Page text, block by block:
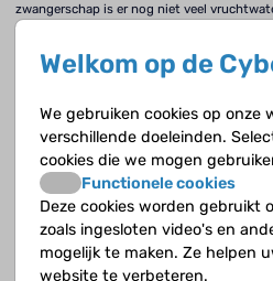
zwangerschap is er nog niet veel
meer.
Tijdens de zwangerschap wordt veel van
Ongunstige
Als een eicel en een zaadcel zijn
eicel zich in veertig weken tot een baby.
Welkom op de
We gebruiken cookies op onze
verschillende doeleinden.
cookies die we mogen
Functionele cookies
Deze cookies worden gebruikt
zoals ingesloten video's en
mogelijk te maken. Ze helpen
website te verbeteren.